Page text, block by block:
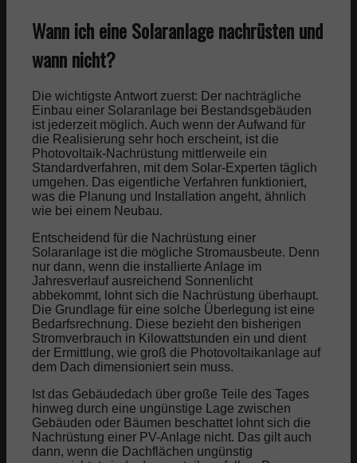
Wann ich eine Solaranlage nachrüsten und
wann nicht?
Die wichtigste Antwort zuerst: Der nachträgliche
Einbau einer Solaranlage bei Bestandsgebäuden
ist jederzeit möglich. Auch wenn der Aufwand für
die Realisierung sehr hoch erscheint, ist die
Photovoltaik-Nachrüstung mittlerweile ein
Standardverfahren, mit dem Solar-Experten täglich
umgehen. Das eigentliche Verfahren funktioniert,
was die Planung und Installation angeht, ähnlich
wie bei einem Neubau.
Entscheidend für die Nachrüstung einer
Solaranlage ist die mögliche Stromausbeute. Denn
nur dann, wenn die installierte Anlage im
Jahresverlauf ausreichend Sonnenlicht
abbekommt, lohnt sich die Nachrüstung überhaupt.
Die Grundlage für eine solche Überlegung ist eine
Bedarfsrechnung. Diese bezieht den bisherigen
Stromverbrauch in Kilowattstunden ein und dient
der Ermittlung, wie groß die Photovoltaikanlage auf
dem Dach dimensioniert sein muss.
Ist das Gebäudedach über große Teile des Tages
hinweg durch eine ungünstige Lage zwischen
Gebäuden oder Bäumen beschattet lohnt sich die
Nachrüstung einer PV-Anlage nicht. Das gilt auch
dann, wenn die Dachflächen ungünstig